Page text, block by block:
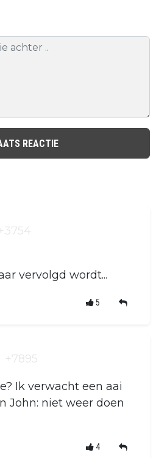
REACTIE
vervolgd wordt...
5
+7895
Ik verwacht een aai
John: niet weer doen
4